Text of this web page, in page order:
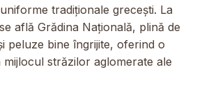
tradiționale grecești. La
află Grădina Națională, plină de
peluze bine îngrijite, oferind o
mijlocul străzilor aglomerate ale